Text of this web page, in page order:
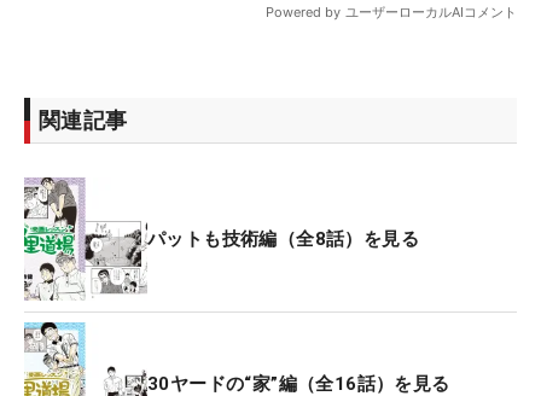
関連記事
パットも技術編（全8話）を見る
30ヤードの“家”編（全16話）を見る